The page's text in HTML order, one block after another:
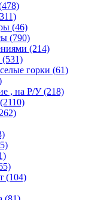
(46)
(790)
(214)
(531)
горки (61)
, на Р/У(218)
(2110)
(104)